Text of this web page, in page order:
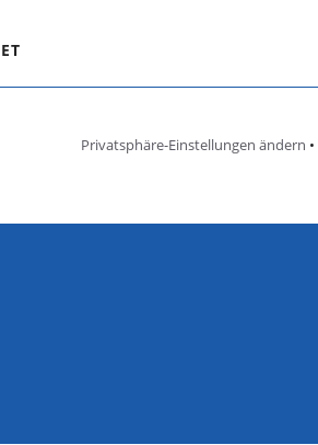
Privatsphäre-Einstellungen ändern •